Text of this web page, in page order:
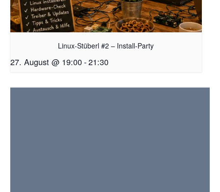
Linux-Stüberl #2 – Install-Party
27. August @ 19:00-21:30